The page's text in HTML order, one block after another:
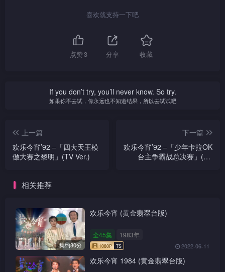
音乐盛宴。张驰豪、潘静文联
蹈团，为慈善出力！
喜欢就支持一下吧
点赞3 分享 收藏
If you don’t try, you’ll never know. So try.
如果你不去试，你永远也不知道结果，所以去试试吧
上一篇
欢乐今宵’92 –「四大天王模
倣大赛之黎明」(TV Ver.)
下一篇
欢乐今宵’92 –「少年卡拉OK
台主争霸战总决赛」(TV
相关推荐
集约80分
欢乐今宵 (黄金翡翠台版)
全45集 1983年
2022-06-11
欢乐今宵 1984 (黄金翡翠台版)